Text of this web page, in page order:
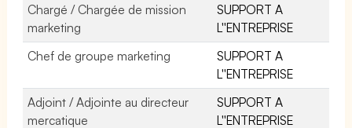
Chargé / Chargée de mission
marketing
SUPPORT A
L''ENTREPRISE
Chef de groupe marketing
SUPPORT A
L''ENTREPRISE
Adjoint / Adjointe au directeur
mercatique
SUPPORT A
L''ENTREPRISE